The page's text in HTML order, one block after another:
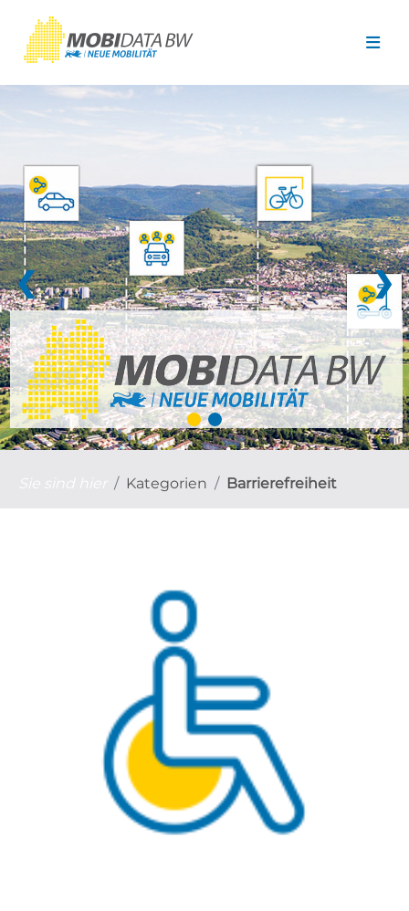
❮ ❯
Kategorien Barrierefreiheit